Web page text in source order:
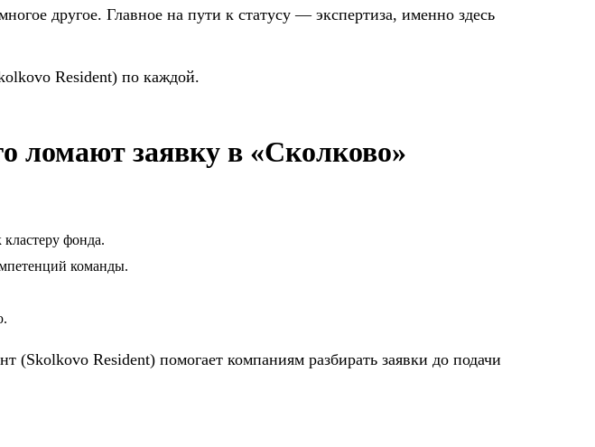
другое. Главное на пути к статусу — экспертиза, именно здесь
Resident) по каждой.
ломают заявку в «Сколково»
фонда.
команды.
Resident) помогает компаниям разбирать заявки до подачи